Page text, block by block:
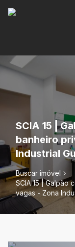
SCIA 15 |
banheiro
Industrial
Buscar imóvel
SCIA 15 | Galpão
vagas - Zona